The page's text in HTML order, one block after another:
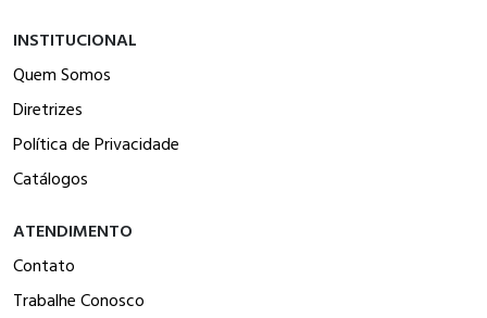
INSTITUCIONAL
Quem Somos
Diretrizes
Política de Privacidade
Catálogos
ATENDIMENTO
Contato
Trabalhe Conosco